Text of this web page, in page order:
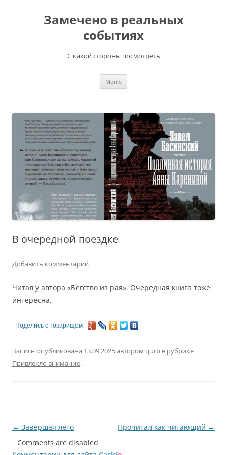
содержимомуЗамечено в реальных
событиях
С какой стороны посмотреть
Меню
В очередной поездке
Добавить комментарий
Читал у автора «Бегство из рая». Очередная книга тоже
интересна.
Поделись с товарищем
Запись опубликована 13.09.2025автором qurb в рубрике
Привлекло внимание.
Навигация
по
← Завершая лето Прочитал как читающий →
Comments are disabled